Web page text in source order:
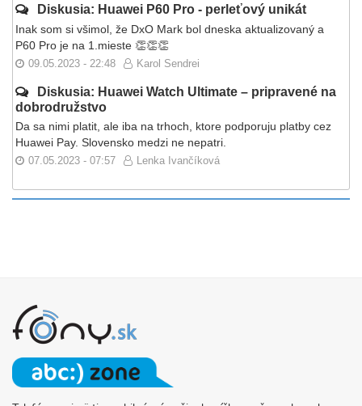
Diskusia: Huawei P60 Pro - perleťový unikát
Inak som si všimol, že DxO Mark bol dneska aktualizovaný a
P60 Pro je na 1.mieste 👏👏👏
09.05.2023 - 22:48 Karol Sendrei
Diskusia: Huawei Watch Ultimate – pripravené na
dobrodružstvo
Da sa nimi platit, ale iba na trhoch, ktore podporuju platby cez
Huawei Pay. Slovensko medzi ne nepatri.
07.05.2023 - 07:57 Lenka Ivančíková